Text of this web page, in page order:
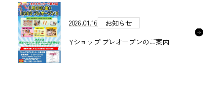
2026.01.16
お知らせ
Yショップ プレオープンのご案内